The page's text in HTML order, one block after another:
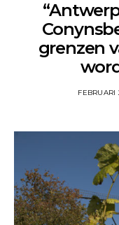
grenzen
FEBRUARI